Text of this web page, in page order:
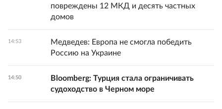
повреждены 12 МКД и десять частных
домов
14:53
Медведев: Европа не смогла победить
Россию на Украине
14:50
Bloomberg: Турция стала ограничивать
судоходство в Черном море